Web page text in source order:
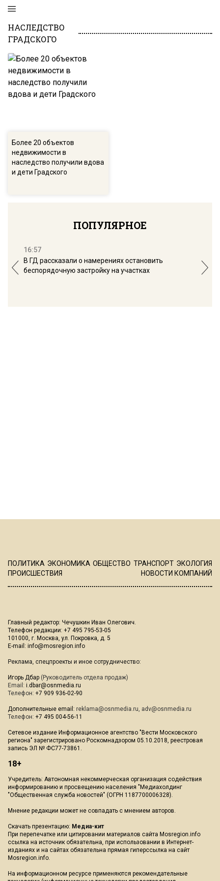
НАСЛЕДСТВО
ГРАДСКОГО
Более 20 объектов
недвижимости в
наследство получили вдова
и дети Градского
ПОПУЛЯРНОЕ
16:57
В ГД рассказали о намерениях остановить
беспорядочную застройку на участках
ПОЛИТИКА ЭКОНОМИКА ОБЩЕСТВО ТРАНСПОРТ ЭКОЛОГИЯ
ПРОИСШЕСТВИЯ
НОВОСТИ КОМПАНИЙ
Главный редактор: Чечушкин Иван Олегович.
Телефон редакции: +7 495 795-53-05
101000, г. Москва, ул. Покровка, д. 5
E-mail: info@mosregion.info
Реклама, спецпроекты и иное сотрудничество:
Игорь Дбар (Руководитель отдела продаж)
Email: i.dbar@osnmedia.ru
Телефон: +7 909 936-02-90
Дополнительные email: reklama@osnmedia.ru, adv@osnmedia.ru
Телефон: +7 495 004-56-11
Сетевое издание Информационное агентство "Вести Московского
региона" зарегистрировано Роскомнадзором 05.10.2018, реестровая
запись ЭЛ № ФС77-73861.
18+
Учредитель: Автономная некоммерческая организация содействия
информированию и просвещению населения "Медиахолдинг
"Общественная служба новостей" (ОГРН 1187700006328).
Мнение редакции может не совпадать с мнением авторов.
Скачать презентацию: Медиа-кит
При перепечатке или цитировании материалов сайта Mosregion.info
ссылка на источник обязательна, при использовании в Интернет-
изданиях и на сайтах обязательна прямая гиперссылка на сайт
Mosregion.info.
На информационном ресурсе применяются рекомендательные